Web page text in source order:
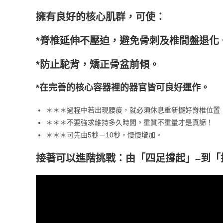
擁有良好的核心肌群，可使：
*脊椎延伸不壓迫，避免骨刺及椎間盤退化
*防止駝背，矯正骨盆前傾。
*在完善的核心容器裡的器官皆可良好運作。
＊＊＊過程中若出現腰痠，就必須休息重新擺好脊椎位置
＊＊＊不要強求維持多久時間。重質不重量才是真諦！
＊＊＊可先由5秒－10秒，慢慢增加。
接著可以進階挑戰：由「四足撐起」–到「